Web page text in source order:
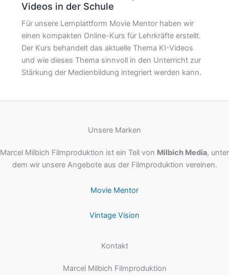
Videos in der Schule
Für unsere Lernplattform Movie Mentor haben wir
einen kompakten Online-Kurs für Lehrkräfte erstellt.
Der Kurs behandelt das aktuelle Thema KI-Videos
und wie dieses Thema sinnvoll in den Unterricht zur
Stärkung der Medienbildung integriert werden kann.
Unsere Marken
Marcel Milbich Filmproduktion ist ein Teil von Milbich Media, unter
dem wir unsere Angebote aus der Filmproduktion vereinen.
Movie Mentor
Vintage Vision
Kontakt
Marcel Milbich Filmproduktion